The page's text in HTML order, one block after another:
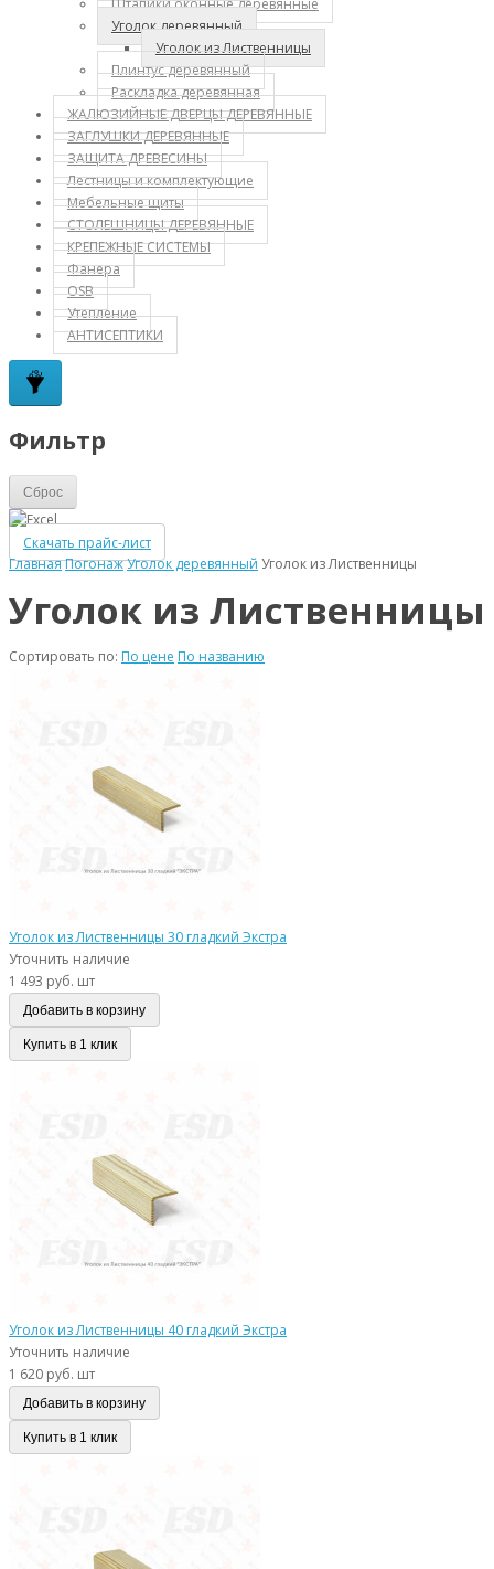
Штапики оконные деревянные
Уголок деревянный
Уголок из Лиственницы
Плинтус деревянный
Раскладка деревянная
ЖАЛЮЗИЙНЫЕ ДВЕРЦЫ ДЕРЕВЯННЫЕ
ЗАГЛУШКИ ДЕРЕВЯННЫЕ
ЗАЩИТА ДРЕВЕСИНЫ
Лестницы и комплектующие
Мебельные щиты
СТОЛЕШНИЦЫ ДЕРЕВЯННЫЕ
КРЕПЕЖНЫЕ СИСТЕМЫ
Фанера
OSB
Утепление
АНТИСЕПТИКИ
Фильтр
Сброс
Скачать прайс-лист
ГлавнаяПогонажУголок деревянный Уголок из Лиственницы
Уголок из Лиственницы
Сортировать по: По цене По названию
Уголок из Лиственницы 30 гладкий Экстра
Уточнить наличие
1 493 руб. шт
Добавить в корзину
Купить в 1 клик
Уголок из Лиственницы 40 гладкий Экстра
Уточнить наличие
1 620 руб. шт
Добавить в корзину
Купить в 1 клик